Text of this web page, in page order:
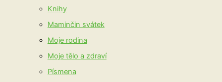
Knihy
Maminčin svátek
Moje rodina
Moje tělo a zdraví
Písmena